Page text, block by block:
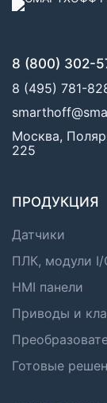
8 (800) 302-
8 (495) 781-
Москва,
225
ПРОДУКЦИЯ
Датчики
ПЛК, модули I/
HMI панели
Приводы и
Готовые